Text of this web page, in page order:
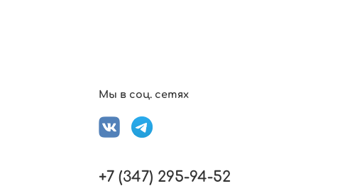
Мы в соц. сетях
+7 (347) 295-94-52